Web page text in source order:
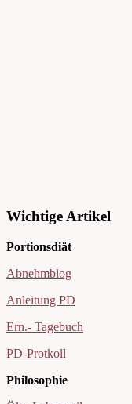
Wichtige Artikel
Portionsdiät
Abnehmblog
Anleitung PD
Ern.- Tagebuch
PD-Protkoll
Philosophie